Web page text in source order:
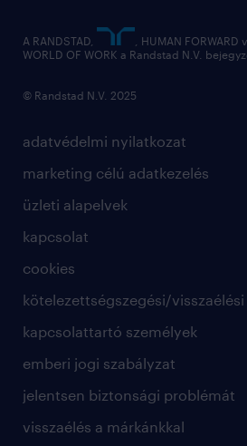
hírlevél
adatvédelmi nyilatkozat
marketing célú adatkezelés
üzleti alapelvek
kapcsolat
cookies
kötelezettségszegési/
kapcsolattartó személyek
emberi jogi szabályzat
jelentsen biztonsági problémát
visszaélés a márkánkkal
A RANDSTAD,
, HUMAN
WORLD OF WORK a Randstad N.V.
© Randstad N.V. 2025